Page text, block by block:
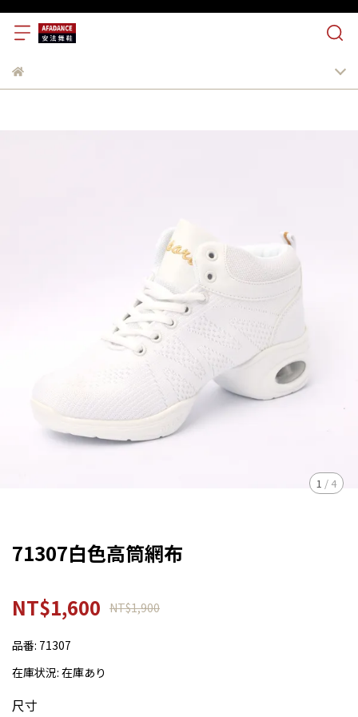
1 / 4
71307白色高筒網布
NT$1,600 NT$1,900
品番: 71307
在庫状況: 在庫あり
尺寸